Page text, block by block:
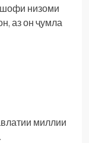
низоми
аз он ҷумла
миллии